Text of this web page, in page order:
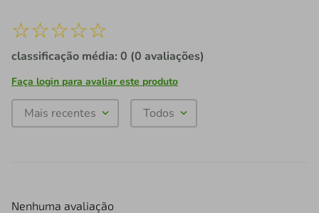
☆☆☆☆☆
classificação média: 0 (0 avaliações)
Faça login para avaliar este produto
Mais recentes Todos
Nenhuma avaliação